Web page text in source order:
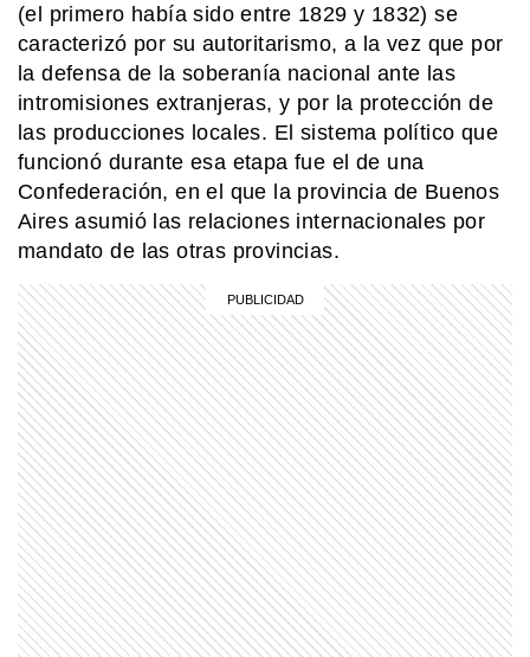
(el primero había sido entre 1829 y 1832) se
caracterizó por su autoritarismo, a la vez que por
la defensa de la soberanía nacional ante las
intromisiones extranjeras, y por la protección de
las producciones locales. El sistema político que
funcionó durante esa etapa fue el de una
Confederación, en el que la provincia de Buenos
Aires asumió las relaciones internacionales por
mandato de las otras provincias.